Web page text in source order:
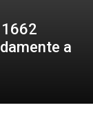
1662
a